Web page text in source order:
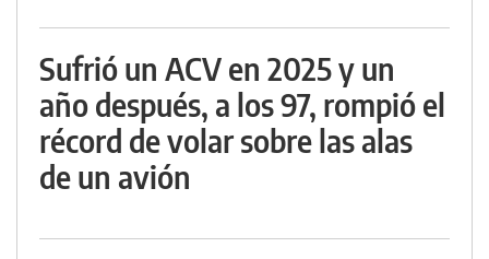
Sufrió un ACV en 2025 y un
año después, a los 97, rompió el
récord de volar sobre las alas
de un avión